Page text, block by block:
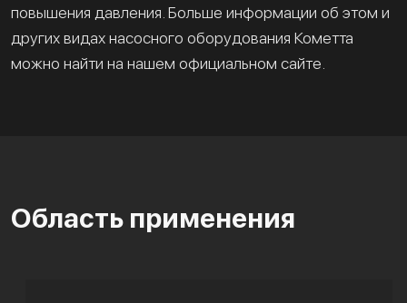
повышения давления. Больше информации об этом и
других видах насосного оборудования Кометта
можно найти на нашем официальном сайте.
Область применения